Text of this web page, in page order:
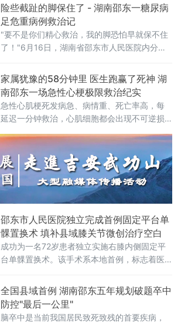
险些截趾的脚保住了 - 湖南邵东一糖尿病
足危重病例救治记
"要不是你们精心救治，我的脚恐怕早就保不住
了！"6月16日，湖南省邵东市人民医院内分泌
前曾因糖尿病足病情危重，一度面临截趾风
险。几个月前，杨阿姨因糖尿病足辗转求医后
转入邵东市人民医院内分泌风湿免疫科，入院
时病情危重，面临植皮甚至截趾的可能。接诊
团队第一时间完善系统检查，从血糖精细化调
控、感染源头控制到下肢血供全面评
家属犹豫的58分钟里 医生跑赢了死神 湖
南邵东一场急性心梗极限救治纪实
急性心肌梗死发病急、病情重、死亡率高，每
延迟一分钟救治，心肌细胞都会出现不可逆损
梗患者，在家属起初拒绝手术的情况下，经邵
东市中医医院院前急救团队与胸痛中心多学科
医护人员58分钟极限接力，成功植入心脏支
架，从死亡线上被拉回。6月9日15时23分，邵
东市120急救中心接到求助：杨桥镇居民曾大叔
院
邵东市人民医院独立完成首例固定平台单
髁置换术 填补县域膝关节微创治疗空白
成功为一名72岁患者独立实施右膝内侧固定平
台单髁置换术。该手术系本地首例，标志着医
得重要突破，填补了县域内单间室病变微创手
术治疗的空白。患者胡老伯因右膝反复剧痛多
年，近期疼痛加剧并出现右腿伸直障碍，严重
全国县域首例 湖南邵东五年规划破题卒中
防控"最后一公里"
脑卒中是当前我国居民致死致残的首要疾病，